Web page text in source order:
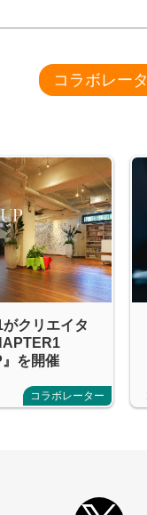
コラボレー
クリエイタ
を開催
コラボレーター